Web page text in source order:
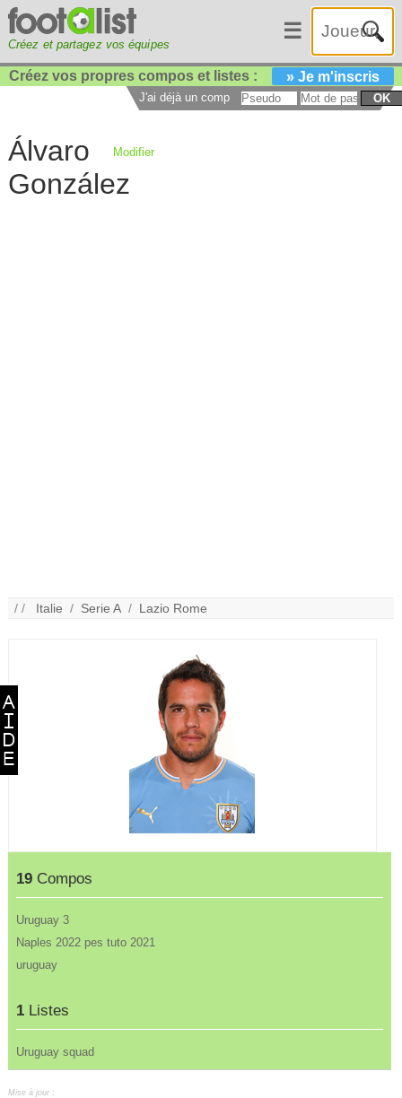
Créez et partagez vos équipes
☰
Créez vos propres compos et listes : » Je m'inscris
J'ai déjà un compte : OK
Álvaro
González
Modifier
/ / Italie / Serie A / Lazio Rome
19 Compos
Uruguay 3
Naples 2022 pes tuto 2021
uruguay
1 Listes
Uruguay squad
Mise à jour :